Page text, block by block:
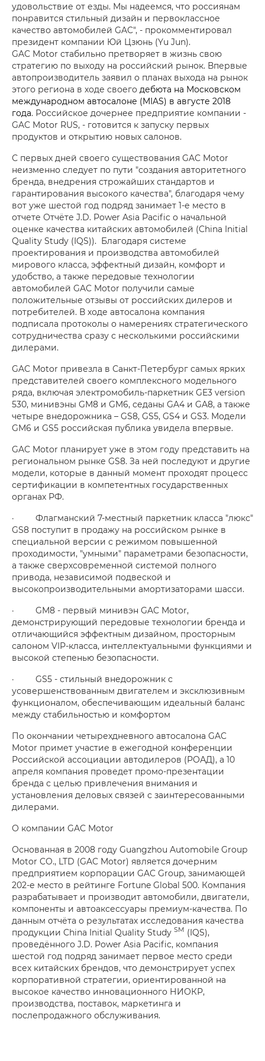
удовольствие от езды. Мы надеемся, что россиянам
понравится стильный дизайн и первоклассное
качество автомобилей GAC", - прокомментировал
президент компании Юй Цзюнь (Yu Jun).
GAC Motor стабильно претворяет в жизнь свою
стратегию по выходу на российский рынок. Впервые
автопроизводитель заявил о планах выхода на рынок
этого региона в ходе своего дебюта на Московском
международном автосалоне (MIAS) в августе 2018
года. Российское дочернее предприятие компании -
GAC Motor RUS, - готовится к запуску первых
продуктов и открытию новых салонов.
С первых дней своего существования GAC Motor
неизменно следует по пути "создания авторитетного
бренда, внедрения строжайших стандартов и
гарантирования высокого качества", благодаря чему
вот уже шестой год подряд занимает 1-е место в
отчете Отчёте J.D. Power Asia Pacific о начальной
оценке качества китайских автомобилей (China Initial
Quality Study (IQS)). Благодаря системе
проектирования и производства автомобилей
мирового класса, эффектный дизайн, комфорт и
удобство, а также передовые технологии
автомобилей GAC Motor получили самые
положительные отзывы от российских дилеров и
потребителей. В ходе автосалона компания
подписала протоколы о намерениях стратегического
сотрудничества сразу с несколькими российскими
дилерами.
GAC Motor привезла в Санкт-Петербург самых ярких
представителей своего комплексного модельного
ряда, включая электромобиль-паркетник GE3 version
530, минивэны GM8 и GM6, седаны GA4 и GA8, а также
четыре внедорожника – GS8, GS5, GS4 и GS3. Модели
GM6 и GS5 российская публика увидела впервые.
GAC Motor планирует уже в этом году представить на
региональном рынке GS8. За ней последуют и другие
модели, которые в данный момент проходят процесс
сертификации в компетентных государственных
органах РФ.
· Флагманский 7-местный паркетник класса "люкс"
GS8 поступит в продажу на российском рынке в
специальной версии с режимом повышенной
проходимости, "умными" параметрами безопасности,
а также сверхсовременной системой полного
привода, независимой подвеской и
высокопроизводительными амортизаторами шасси.
· GM8 - первый минивэн GAC Motor,
демонстрирующий передовые технологии бренда и
отличающийся эффектным дизайном, просторным
салоном VIP-класса, интеллектуальными функциями и
высокой степенью безопасности.
· GS5 - стильный внедорожник с
усовершенствованным двигателем и эксклюзивным
функционалом, обеспечивающим идеальный баланс
между стабильностью и комфортом
По окончании четырехдневного автосалона GAC
Motor примет участие в ежегодной конференции
Российской ассоциации автодилеров (РОАД), а 10
апреля компания проведет промо-презентации
бренда с целью привлечения внимания и
установления деловых связей с заинтересованными
дилерами.
О компании GAC Motor
Основанная в 2008 году Guangzhou Automobile Group
Motor CO., LTD (GAC Motor) является дочерним
предприятием корпорации GAC Group, занимающей
202-е место в рейтинге Fortune Global 500. Компания
разрабатывает и производит автомобили, двигатели,
компоненты и автоаксессуары премиум-качества. По
данным отчёта о результатах исследования качества
продукции China Initial Quality Study SM (IQS),
проведённого J.D. Power Asia Pacific, компания
шестой год подряд занимает первое место среди
всех китайских брендов, что демонстрирует успех
корпоративной стратегии, ориентированной на
высокое качество инновационного НИОКР,
производства, поставок, маркетинга и
послепродажного обслуживания.